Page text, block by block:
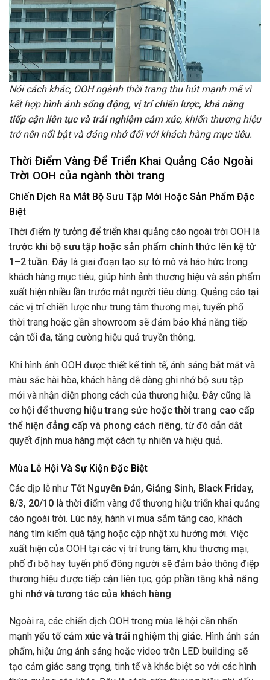
Nói cách khác, OOH ngành thời trang thu hút mạnh mẽ vì
kết hợp hình ảnh sống động, vị trí chiến lược, khả năng
tiếp cận liên tục và trải nghiệm cảm xúc, khiến thương hiệu
trở nên nổi bật và đáng nhớ đối với khách hàng mục tiêu.
Thời Điểm Vàng Để Triển Khai Quảng Cáo Ngoài
Trời OOH của ngành thời trang
Chiến Dịch Ra Mắt Bộ Sưu Tập Mới Hoặc Sản Phẩm Đặc
Biệt
Thời điểm lý tưởng để triển khai quảng cáo ngoài trời OOH là
trước khi bộ sưu tập hoặc sản phẩm chính thức lên kệ từ
1–2 tuần. Đây là giai đoạn tạo sự tò mò và háo hức trong
khách hàng mục tiêu, giúp hình ảnh thương hiệu và sản phẩm
xuất hiện nhiều lần trước mắt người tiêu dùng. Quảng cáo tại
các vị trí chiến lược như trung tâm thương mại, tuyến phố
thời trang hoặc gần showroom sẽ đảm bảo khả năng tiếp
cận tối đa, tăng cường hiệu quả truyền thông.
Khi hình ảnh OOH được thiết kế tinh tế, ánh sáng bắt mắt và
màu sắc hài hòa, khách hàng dễ dàng ghi nhớ bộ sưu tập
mới và nhận diện phong cách của thương hiệu. Đây cũng là
cơ hội đểthương hiệu trang sức hoặc thời trang cao cấp
thể hiện đẳng cấp và phong cách riêng, từ đó dẫn dắt
quyết định mua hàng một cách tự nhiên và hiệu quả.
Mùa Lễ Hội Và Sự Kiện Đặc Biệt
Các dịp lễ như Tết Nguyên Đán, Giáng Sinh, Black Friday,
8/3, 20/10 là thời điểm vàng để thương hiệu triển khai quảng
cáo ngoài trời. Lúc này, hành vi mua sắm tăng cao, khách
hàng tìm kiếm quà tặng hoặc cập nhật xu hướng mới. Việc
xuất hiện của OOH tại các vị trí trung tâm, khu thương mại,
phố đi bộ hay tuyến phố đông người sẽ đảm bảo thông điệp
thương hiệu được tiếp cận liên tục, góp phần tăng khả năng
ghi nhớ và tương tác của khách hàng.
Ngoài ra, các chiến dịch OOH trong mùa lễ hội cần nhấn
mạnh yếu tố cảm xúc và trải nghiệm thị giác. Hình ảnh sản
phẩm, hiệu ứng ánh sáng hoặc video trên LED building sẽ
tạo cảm giác sang trọng, tinh tế và khác biệt so với các hình